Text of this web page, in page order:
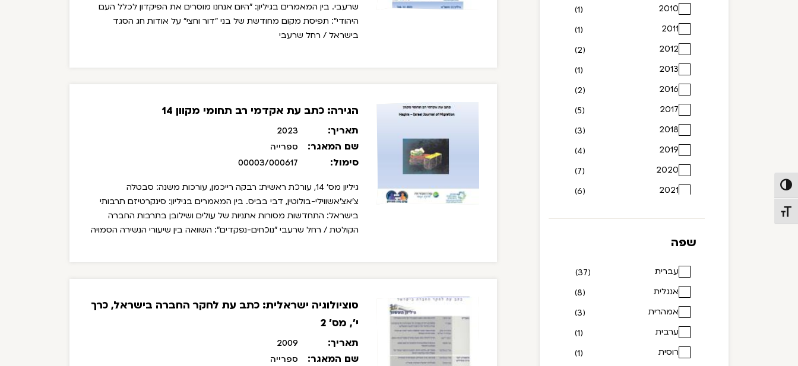
הפעל/כבה ניגודיות גבוהה
מתג גודל גופן
2010
(1)
2011
(1)
2012
(2)
2013
(1)
2016
(2)
2017
(5)
2018
(3)
2019
(4)
2020
(7)
2021
(6)
שפה
עברית
(37)
אנגלית
(8)
אמהרית
(3)
ערבית
(1)
רוסית
(1)
שרעבי.
"היום אנחנו מוסרים את הפיקדון לכלל העם
היהודי": תפיסת מקום מחודשת של בני "דור וחצי" על אודות חג הסגד
בישראל / רחל שרעבי
הגירה: כתב עת אקדמי רב תחומי מקוון 14
תאריך: 2023
שם המאגר: ספרייה
סימול: 00003/000617
גיליון מס' 14, עורכת ראשית: רבקה רייכמן, עורכות משנה: סבטלה
צ'אצ'אשווילי-בולוטין, דבי בביס.
סינקרטיזם תרבותי
בישראל: התחדשות מסורות אתניות של עולים ושילובן בתרבות החברה
הקולטת / רחל שרעבי "נוכחים-נפקדים": השוואה בין שיעורי הנשירה הסמויה
סוציולוגיה ישראלית: כתב עת לחקר החברה בישראל, כרך
י', מס' 2
תאריך: 2009
שם המאגר: ספרייה